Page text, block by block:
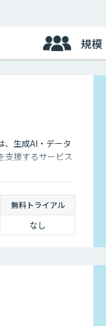
規模
、生成AI・データ
支援するサービス
無料トライアル
なし